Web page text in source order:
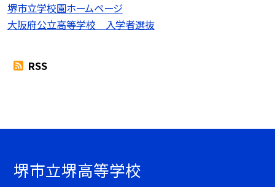
堺市立学校園ホームページ
大阪府公立高等学校 入学者選抜
RSS
堺市立堺高等学校